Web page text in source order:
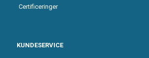
Certificeringer
KUNDESERVICE